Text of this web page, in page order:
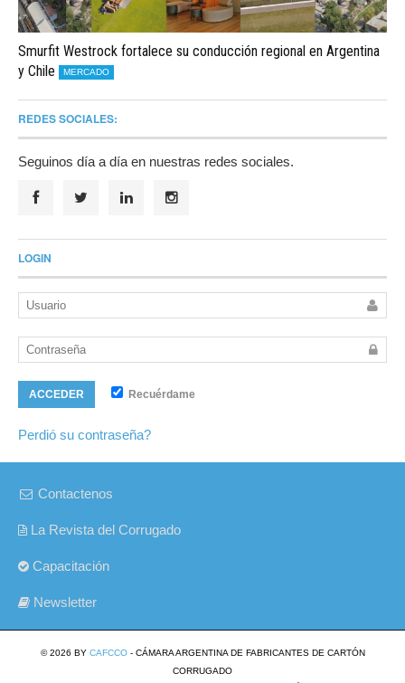
Smurfit Westrock fortalece su conducción regional en Argentina
y Chile
MERCADO
REDES SOCIALES:
Seguinos día a día en nuestras redes sociales.
LOGIN
ACCEDER Recuérdame
Perdió su contraseña?
Contactenos
La Revista del Corrugado
Capacitación
Newsletter
© 2026 BY CAFCCO- CÁMARA ARGENTINA DE FABRICANTES DE CARTÓN
CORRUGADO